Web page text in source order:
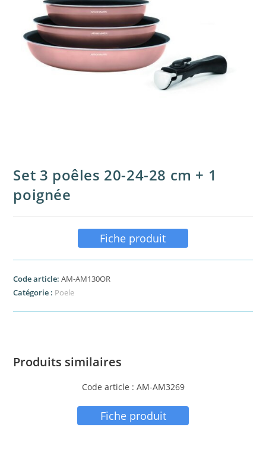
Set 3 poêles 20-24-28 cm + 1
poignée
Fiche produit
Code article:AM-AM130OR
Catégorie : Poele
Produits similaires
Code article : AM-AM3269
Fiche produit